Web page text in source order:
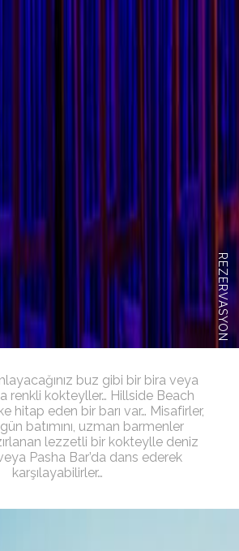
REZERVASYON
buz gibi bir bira veya
renkli kokteyller… Hillside Beach
hitap eden bir barı var… Misafirler,
batımını, uzman barmenler
lezzetli bir kokteylle deniz
Pasha Bar’da dans ederek
karşılayabilirler…